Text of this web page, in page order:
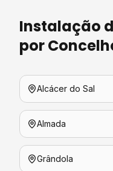
Instalação
por
Alcácer do Sal
Almada
Grândola